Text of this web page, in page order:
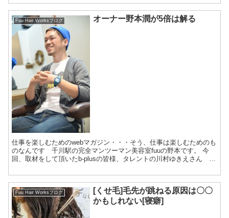
Fuu Hair Worksブログ オーナー野本潤が5倍は解る
仕事を楽しむためのwebマガジン・・・そう、仕事は楽しむためのも
のなんです 千川駅の完全マンツーマン美容室fuuの野本です。 今
回、取材をして頂いたb-plusの皆様、タレントの川村ゆきえさん こ
Fuu Hair Worksブログ
[くせ毛]毛先が跳ねる原因は〇〇
かもしれない[寝癖]